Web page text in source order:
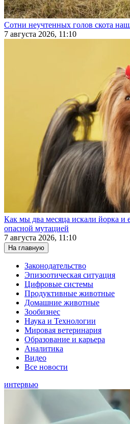
Сотни неучтенных голов скота
7 августа 2026, 11:10
Как мы два месяца искали йорка и
опасной мутацией
7 августа 2026, 11:10
На главную
Законодательство
Эпизоотическая ситуация
Цифровые системы
Продуктивные животные
Домашние животные
Зообизнес
Наука и Технологии
Мировая ветеринария
Образование и карьера
Аналитика
Видео
Все новости
интервью